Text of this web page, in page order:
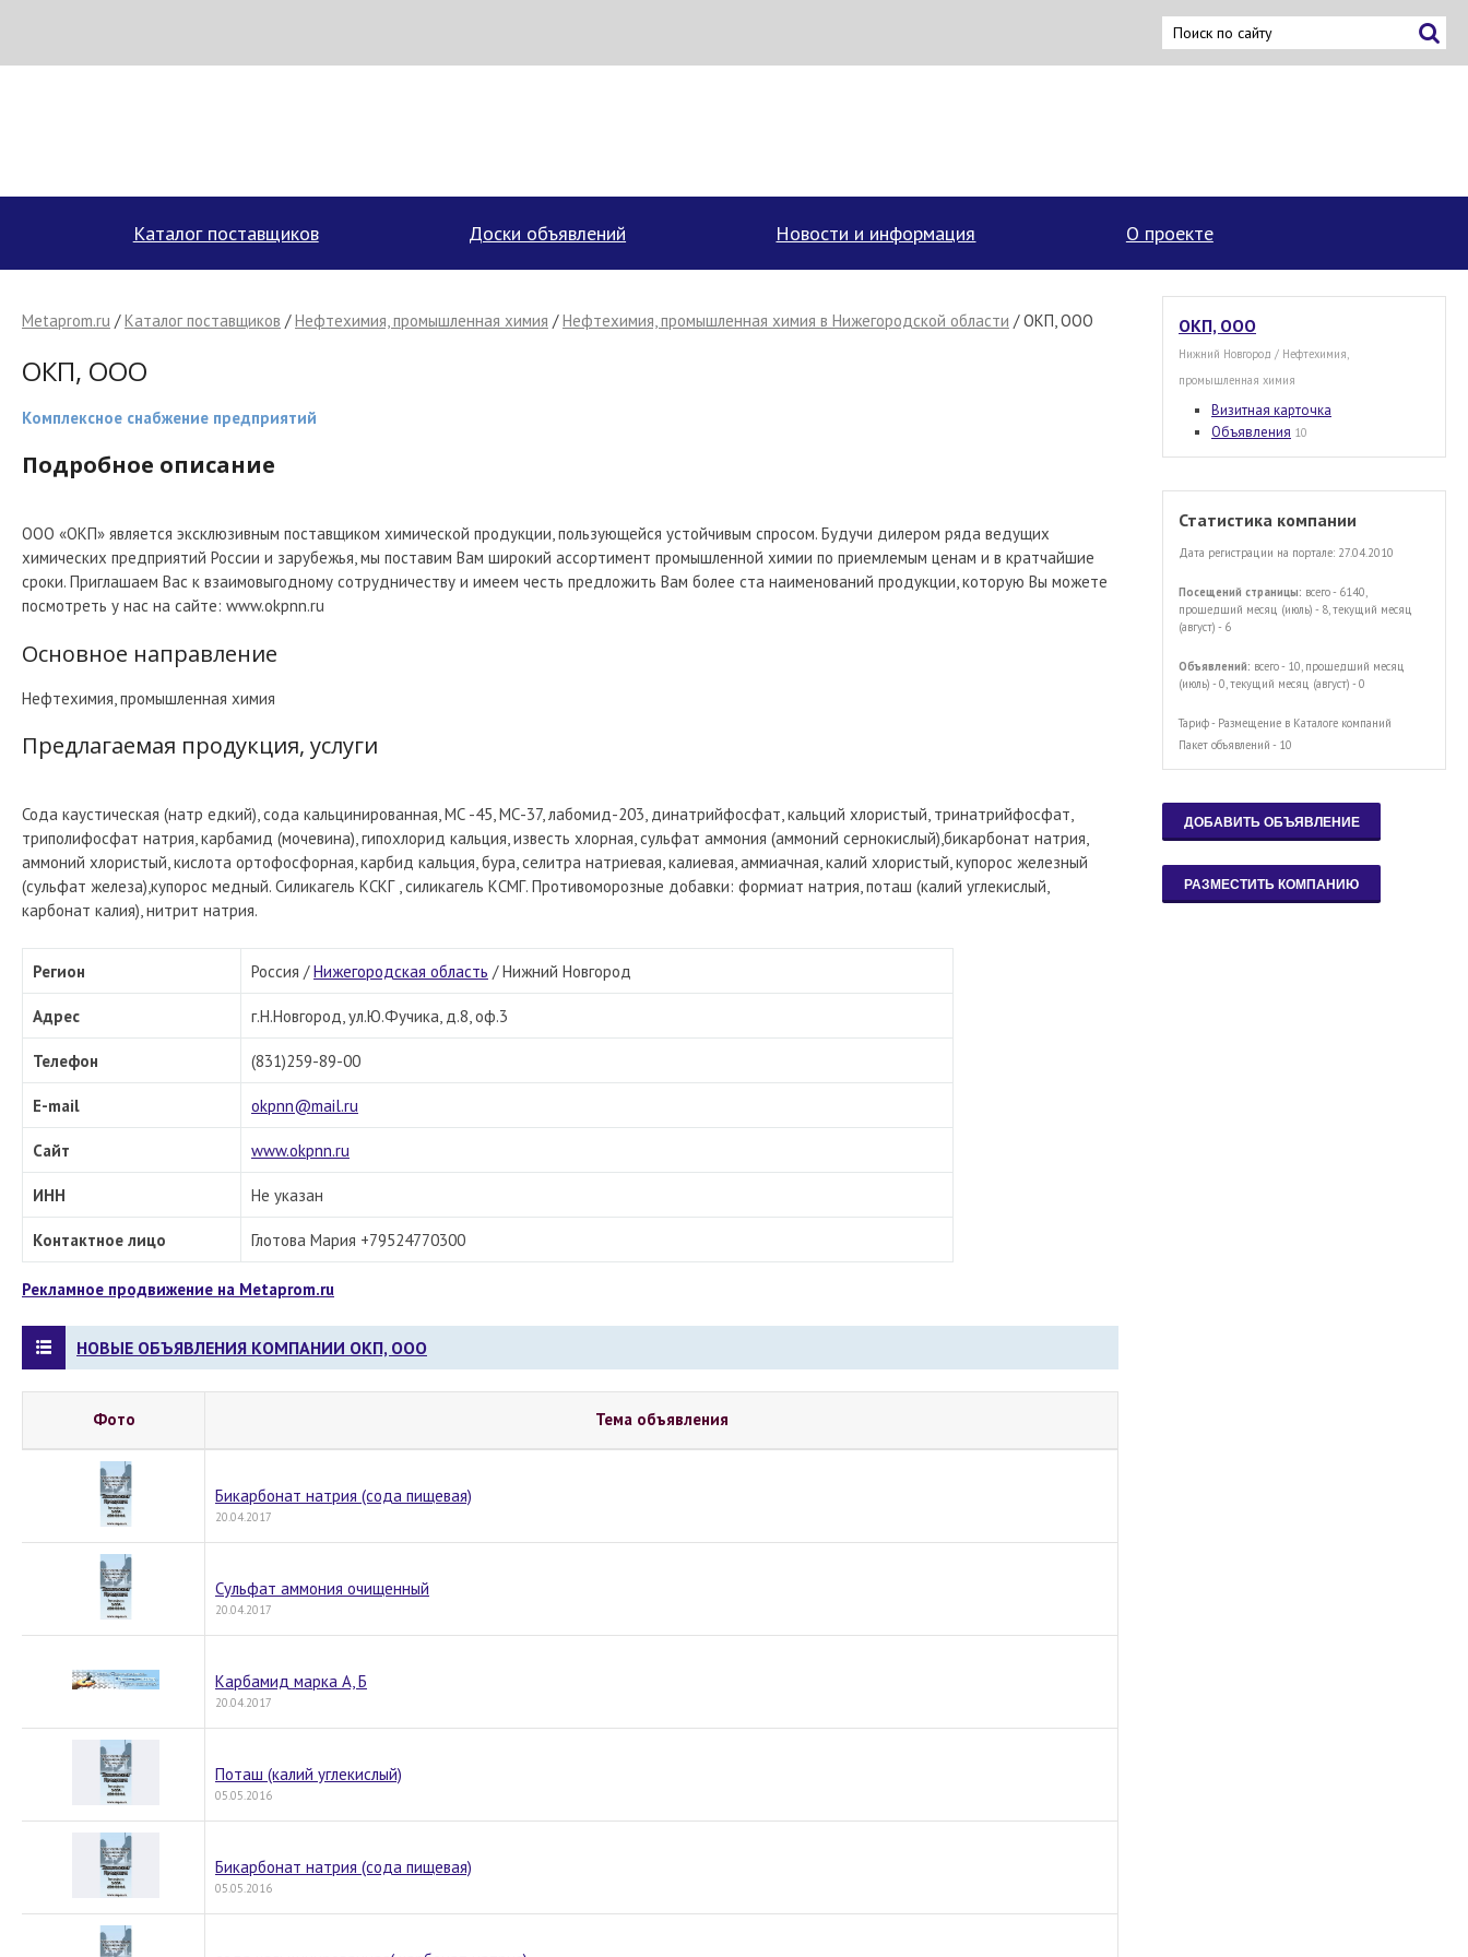
Каталог поставщиков Доски объявлений Новости и информация О проекте
Написать поставщику
Metaprom.ru /Каталог поставщиков /Нефтехимия, промышленная химия /Нефтехимия, промышленная химия в Нижегородской области / ОКП, ООО
ОКП, ООО
Комплексное снабжение предприятий
Подробное описание
ООО «ОКП» является эксклюзивным поставщиком химической продукции, пользующейся устойчивым спросом. Будучи дилером ряда ведущих
химических предприятий России и зарубежья, мы поставим Вам широкий ассортимент промышленной химии по приемлемым ценам и в кратчайшие
сроки. Приглашаем Вас к взаимовыгодному сотрудничеству и имеем честь предложить Вам более ста наименований продукции, которую Вы можете
посмотреть у нас на сайте: www.okpnn.ru
Основное направление
Нефтехимия, промышленная химия
Предлагаемая продукция, услуги
Сода каустическая (натр едкий), сода кальцинированная, МС -45, МС-37, лабомид-203, динатрийфосфат, кальций хлористый, тринатрийфосфат,
триполифосфат натрия, карбамид (мочевина), гипохлорид кальция, известь хлорная, сульфат аммония (аммоний сернокислый),бикарбонат натрия,
аммоний хлористый, кислота ортофосфорная, карбид кальция, бура, селитра натриевая, калиевая, аммиачная, калий хлористый, купорос железный
(сульфат железа),купорос медный. Силикагель КСКГ , силикагель КСМГ. Противоморозные добавки: формиат натрия, поташ (калий углекислый,
карбонат калия), нитрит натрия.
Регион Россия /Нижегородская область /Нижний Новгород
Адрес г.Н.Новгород, ул.Ю.Фучика, д.8, оф.3
Телефон (831)259-89-00
E-mail okpnn@mail.ru
Сайт www.okpnn.ru
ИНН Не указан
Контактное лицо Глотова Мария +79524770300
Рекламное продвижение на Metaprom.ru
НОВЫЕ ОБЪЯВЛЕНИЯ КОМПАНИИ ОКП, ООО
Фото Тема объявления
Бикарбонат натрия (сода пищевая)
20.04.2017
Сульфат аммония очищенный
20.04.2017
Карбамид марка А, Б
20.04.2017
Поташ (калий углекислый)
05.05.2016
Бикарбонат натрия (сода пищевая)
05.05.2016
ОКП, ООО
Нижний Новгород / Нефтехимия,
промышленная химия
Визитная карточка
Объявления 10
Статистика компании
Дата регистрации на портале: 27.04.2010
Посещений страницы: всего - 6140,
прошедший месяц (июль) - 8, текущий месяц
(август) - 6
Объявлений: всего - 10, прошедший месяц
(июль) - 0, текущий месяц (август) - 0
Тариф - Размещение в Каталоге компаний
Пакет объявлений - 10